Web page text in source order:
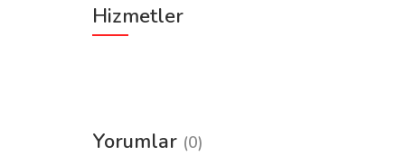
Hizmetler
Yorumlar (0)